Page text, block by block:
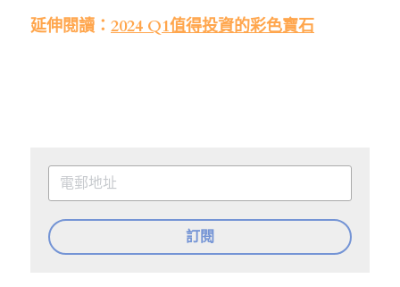
延伸閱讀： 2024 Q1值得投資的彩色寶石
訂閱